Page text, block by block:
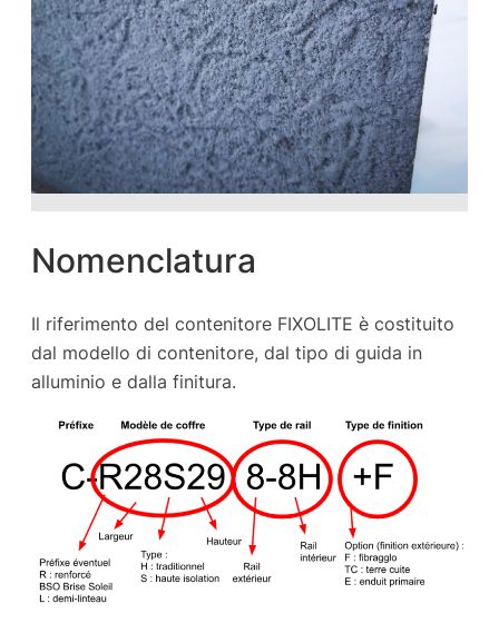
Nomenclatura
Il riferimento del contenitore FIXOLITE è costituito
dal modello di contenitore, dal tipo di guida in
alluminio e dalla finitura.